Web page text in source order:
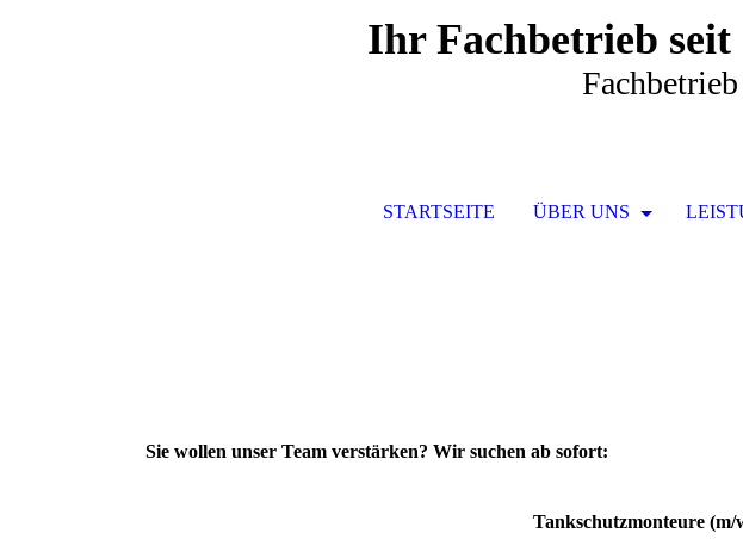
Ihr Fachbetrieb seit
STARTSEITE ÜBER UNS
Sie wollen unser Team verstärken? Wir suchen ab sofort:
Tankschutzmonteure (m/